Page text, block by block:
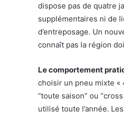
dispose pas de quatre
supplémentaires ni de
d’entreposage. Un
connaît pas la région
Le comportement
choisir un pneu mixte «
“toute saison” ou
utilisé toute l’année.